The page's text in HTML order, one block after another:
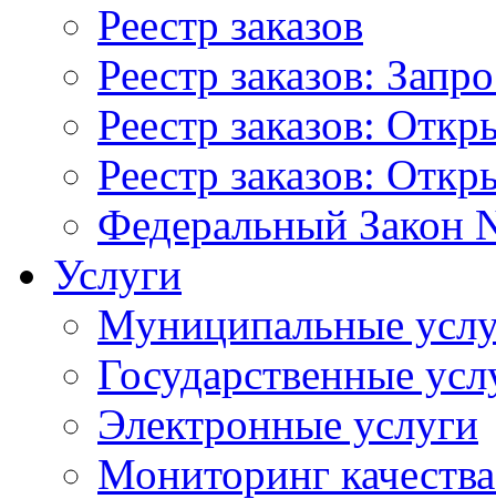
Реестр заказов
Реестр заказов:
Реестр заказов:
Реестр заказов:
Федеральный Закон
Услуги
Муниципальные
Государственные
Электронные услуги
Мониторинг